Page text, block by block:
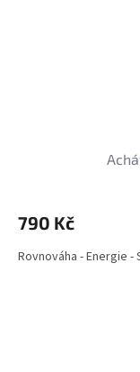
790 Kč
Rovnováha - Energie